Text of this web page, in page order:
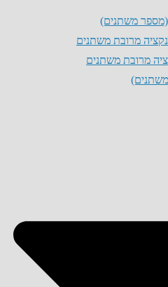
משתנים)
מרובת משתנים
מרובת משתנים